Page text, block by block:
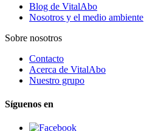
Blog de VitalAbo
Nosotros y el medio ambiente
Sobre nosotros
Contacto
Acerca de VitalAbo
Nuestro grupo
Síguenos en